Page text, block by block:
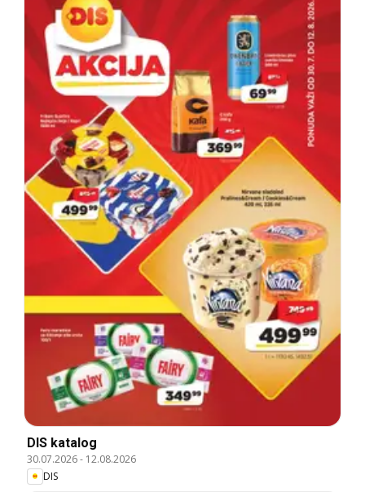
DIS katalog
30.07.2026- 12.08.2026
DIS